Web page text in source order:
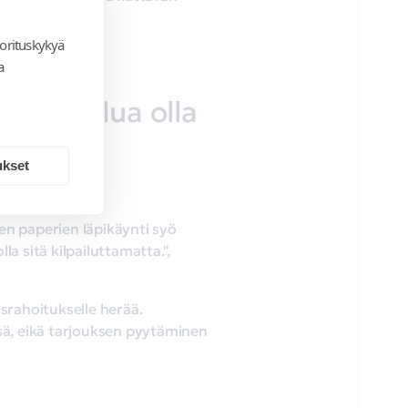
se hullua olla
paperien läpikäynti syö
sitä kilpailuttamatta.",
herää.
eikä tarjouksen pyytäminen